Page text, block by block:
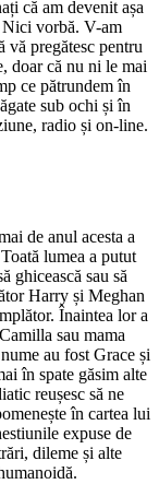
că am devenit așa
Nici vorbă. V-am
vă pregătesc pentru
doar că nu ni le mai
ce pătrundem în
sub ochi și în
radio și on-line.
de anul acesta a
lumea a putut
ghicească sau să
Harry și Meghan
Înaintea lor a
sau mama
au fost Grace și
în spate găsim alte
reușesc să ne
în cartea lui
expuse de
dileme și alte